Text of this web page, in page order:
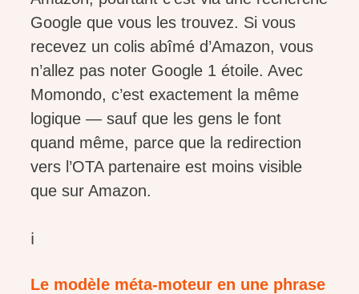
Google que vous les trouvez. Si vous
recevez un colis abîmé d’Amazon, vous
n’allez pas noter Google 1 étoile. Avec
Momondo, c’est exactement la même
logique — sauf que les gens le font
quand même, parce que la redirection
vers l’OTA partenaire est moins visible
que sur Amazon.
ℹ️
Le modèle méta-moteur en une phrase